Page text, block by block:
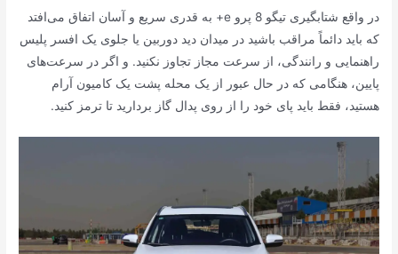
در واقع شتابگیری تیگو 8 پرو e+ به قدری سریع و آسان اتفاق می‌افتد
که باید دائماً مراقب باشید در میدان دید دوربین یا جلوی یک افسر پلیس
راهنمایی و رانندگی، از سرعت مجاز تجاوز نکنید. و اگر در سرعت‌های
پایین، هنگامی که در حال عبور از یک محله پشت یک کامیون آرام
هستید، فقط باید پای خود را از روی پدال گاز بردارید تا ترمز کنید.